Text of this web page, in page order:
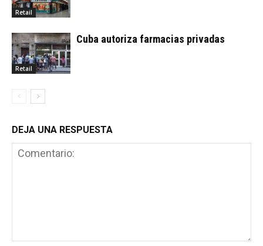
Retail
Retail
Cuba autoriza farmacias privadas
DEJA UNA RESPUESTA